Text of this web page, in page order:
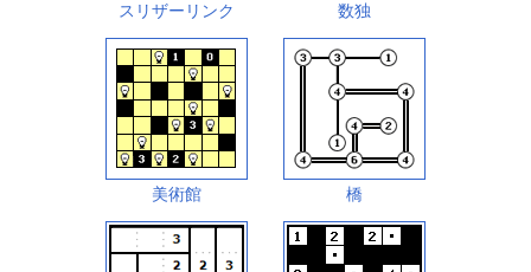
スリザーリンク 数独
美術館 橋